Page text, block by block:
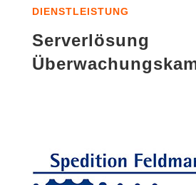
DIENSTLEISTUNG
Serverlösung